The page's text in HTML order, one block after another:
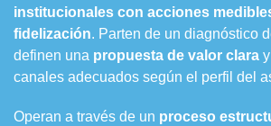
institucionales con acciones
fidelización. Parten de un diagnóstico
definen una propuesta de valor clara
canales adecuados según el perfil del
Operan a través de un proceso